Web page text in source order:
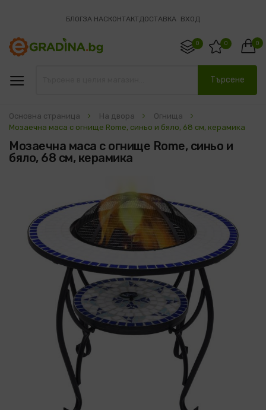
БЛОГЗА НАСКОНТАКТДОСТАВКА ВХОД
0
0 0
Търсене
Основна страница На двора
Огнища
Мозаечна маса с огнище Rome, синьо и бяло, 68 см, керамика
Мозаечна маса с огнище Rome, синьо и
бяло, 68 см, керамика
галерията
изображенията